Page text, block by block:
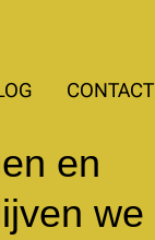
CONTACT
en
we